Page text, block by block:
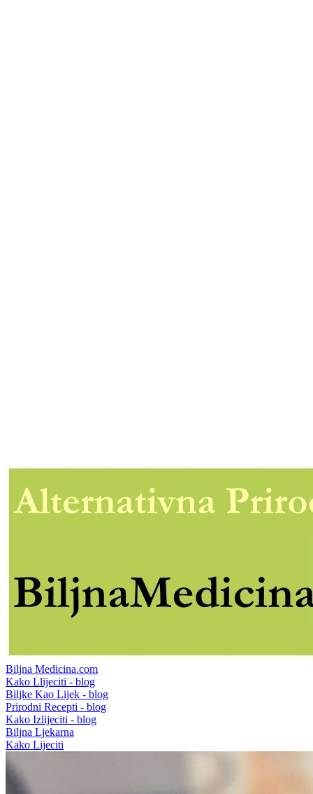
Biljna Medicina.com
Kako Llijeciti - blog
Biljke Kao Lijek - blog
Prirodni Recepti - blog
Kako Izlijeciti - blog
Biljna Ljekarna
Kako Lijeciti